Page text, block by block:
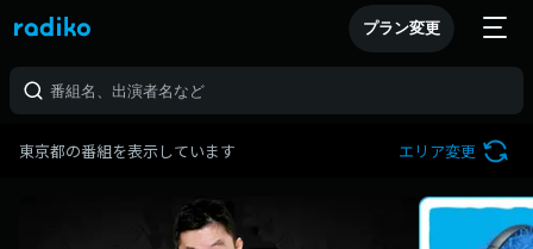
プラン変更
東京都の番組を表示しています エリア変更